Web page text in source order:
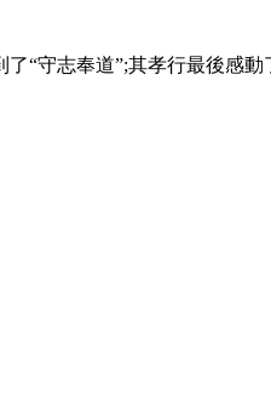
守志奉道”;其孝行最後感動